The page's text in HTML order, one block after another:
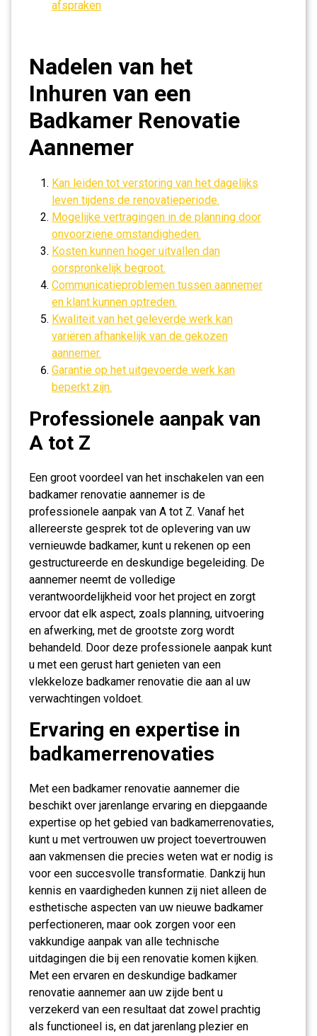
afspraken
Nadelen van het
Inhuren van een
Badkamer Renovatie
Aannemer
Kan leiden tot verstoring van het dagelijks
leven tijdens de renovatieperiode.
Mogelijke vertragingen in de planning door
onvoorziene omstandigheden.
Kosten kunnen hoger uitvallen dan
oorspronkelijk begroot.
Communicatieproblemen tussen aannemer
en klant kunnen optreden.
Kwaliteit van het geleverde werk kan
variëren afhankelijk van de gekozen
aannemer.
Garantie op het uitgevoerde werk kan
beperkt zijn.
Professionele aanpak van
A tot Z
Een groot voordeel van het inschakelen van een
badkamer renovatie aannemer is de
professionele aanpak van A tot Z. Vanaf het
allereerste gesprek tot de oplevering van uw
vernieuwde badkamer, kunt u rekenen op een
gestructureerde en deskundige begeleiding. De
aannemer neemt de volledige
verantwoordelijkheid voor het project en zorgt
ervoor dat elk aspect, zoals planning, uitvoering
en afwerking, met de grootste zorg wordt
behandeld. Door deze professionele aanpak kunt
u met een gerust hart genieten van een
vlekkeloze badkamer renovatie die aan al uw
verwachtingen voldoet.
Ervaring en expertise in
badkamerrenovaties
Met een badkamer renovatie aannemer die
beschikt over jarenlange ervaring en diepgaande
expertise op het gebied van badkamerrenovaties,
kunt u met vertrouwen uw project toevertrouwen
aan vakmensen die precies weten wat er nodig is
voor een succesvolle transformatie. Dankzij hun
kennis en vaardigheden kunnen zij niet alleen de
esthetische aspecten van uw nieuwe badkamer
perfectioneren, maar ook zorgen voor een
vakkundige aanpak van alle technische
uitdagingen die bij een renovatie komen kijken.
Met een ervaren en deskundige badkamer
renovatie aannemer aan uw zijde bent u
verzekerd van een resultaat dat zowel prachtig
als functioneel is, en dat jarenlang plezier en